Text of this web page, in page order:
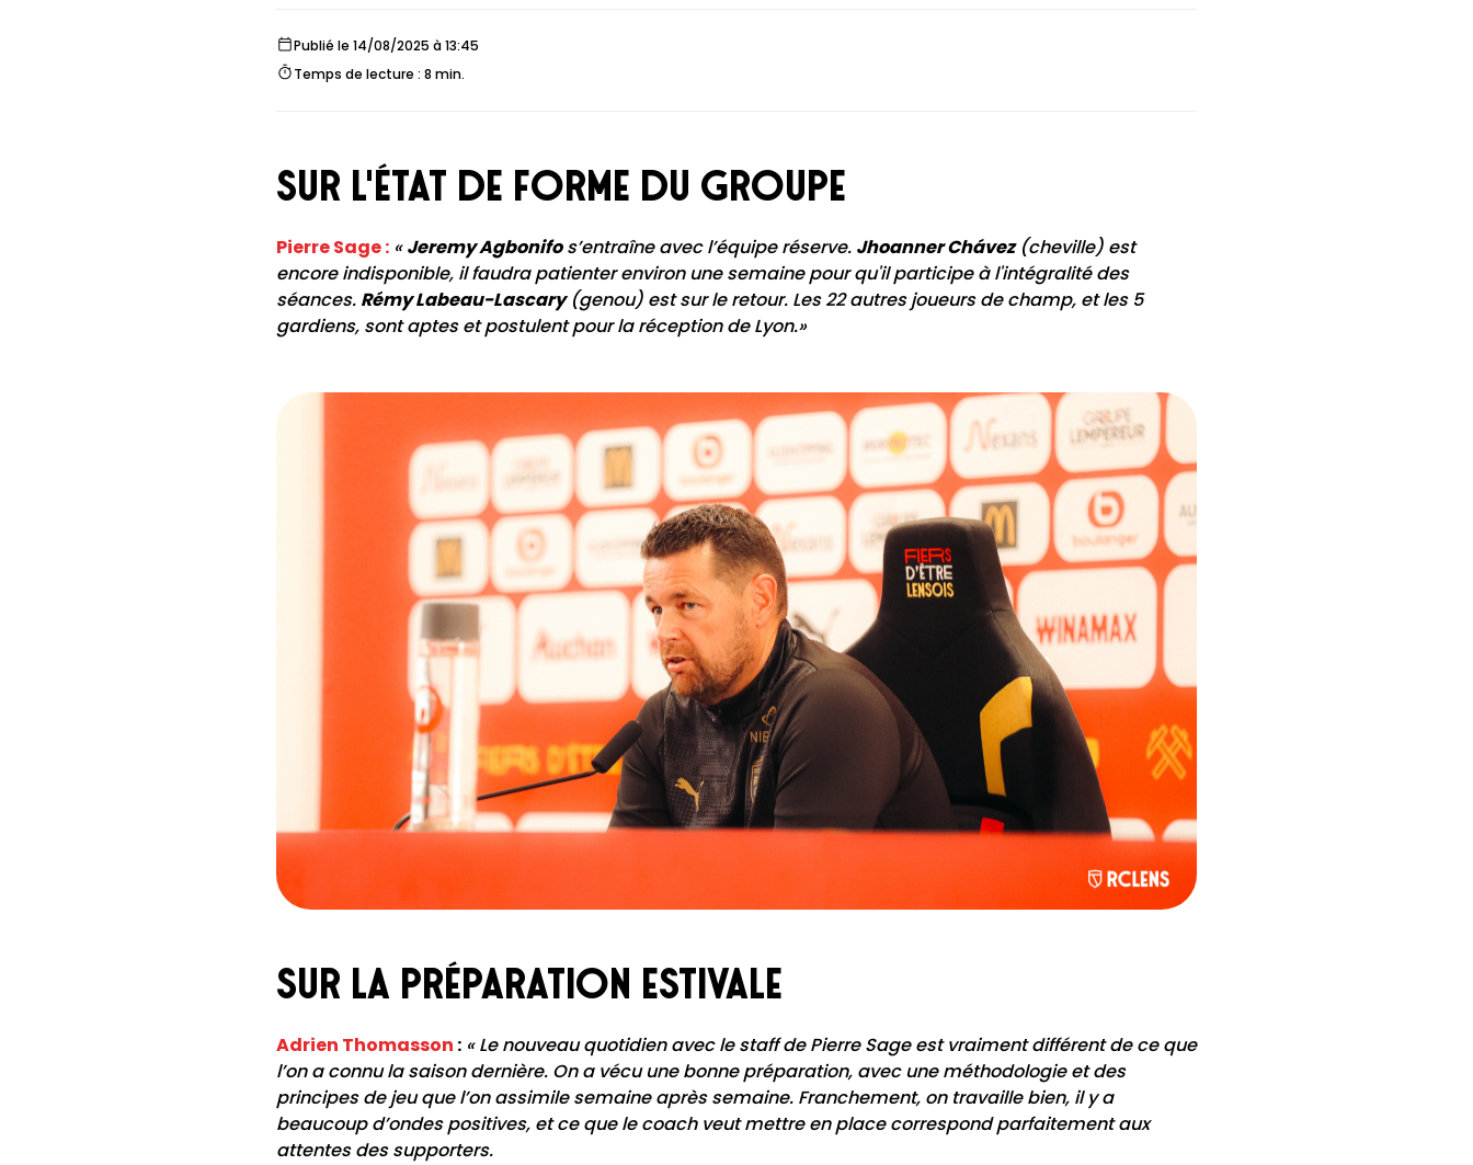
Publié le 14/08/2025 à 13:45
Temps de lecture : 8 min.
sur l'état de forme du groupe
Pierre Sage : «Jeremy Agbonifos’entraîne avec l’équipe réserve. Jhoanner Chávez(cheville) est
encore indisponible, il faudra patienter environ une semaine pour qu'il participe à l'intégralité des
séances. Rémy Labeau-Lascary(genou) est sur le retour. Les 22 autres joueurs de champ, et les 5
gardiens, sont aptes et postulent pour la réception de Lyon.»
Sur la préparation estivale
Adrien Thomasson : « Le nouveau quotidien avec le staff de Pierre Sage est vraiment différent de ce que
l’on a connu la saison dernière. On a vécu une bonne préparation, avec une méthodologie et des
principes de jeu que l’on assimile semaine après semaine. Franchement, on travaille bien, il y a
beaucoup d’ondes positives, et ce que le coach veut mettre en place correspond parfaitement aux
attentes des supporters.